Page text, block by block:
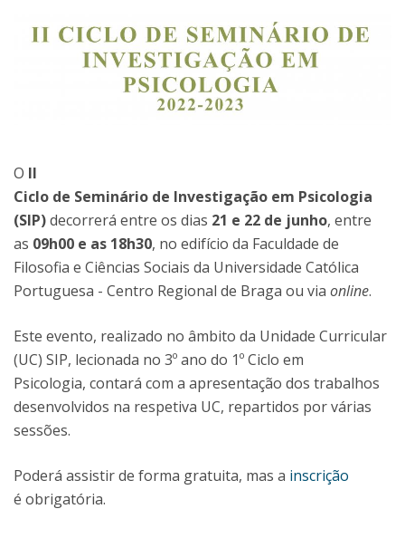
O II
Ciclo de Seminário de Investigação em Psicologia
(SIP)decorrerá entre os dias 21 e 22 de junho, entre
as 09h00 e as 18h30, no edifício da Faculdade de
Filosofia e Ciências Sociais da Universidade Católica
Portuguesa - Centro Regional de Braga ou via online.
Este evento, realizado no âmbito da Unidade Curricular
(UC) SIP, lecionada no 3º ano do 1º Ciclo em
Psicologia, contará com a apresentação dos trabalhos
desenvolvidos na respetiva UC, repartidos por várias
sessões.
Poderá assistir de forma gratuita, mas a inscrição
é obrigatória.